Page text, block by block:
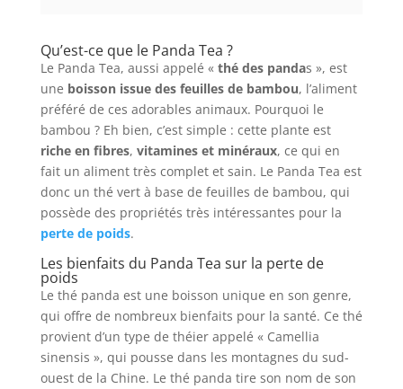
Qu’est-ce que le Panda Tea ?
Le Panda Tea, aussi appelé « thé des pandas », est
une boisson issue des feuilles de bambou, l’aliment
préféré de ces adorables animaux. Pourquoi le
bambou ? Eh bien, c’est simple : cette plante est
riche en fibres, vitamines et minéraux, ce qui en
fait un aliment très complet et sain. Le Panda Tea est
donc un thé vert à base de feuilles de bambou, qui
possède des propriétés très intéressantes pour la
perte de poids.
Les bienfaits du Panda Tea sur la perte de
poids
Le thé panda est une boisson unique en son genre,
qui offre de nombreux bienfaits pour la santé. Ce thé
provient d’un type de théier appelé « Camellia
sinensis », qui pousse dans les montagnes du sud-
ouest de la Chine. Le thé panda tire son nom de son